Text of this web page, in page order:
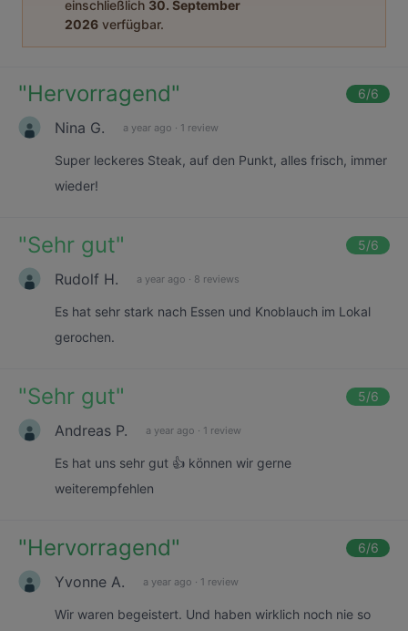
einschließlich 30. September
2026 verfügbar.
"Hervorragend" 6/6
Nina G. a year ago · 1 review
Super leckeres Steak, auf den Punkt, alles frisch, immer
wieder!
"Sehr gut" 5/6
Rudolf H. a year ago · 8 reviews
Es hat sehr stark nach Essen und Knoblauch im Lokal
gerochen.
"Sehr gut" 5/6
Andreas P. a year ago · 1 review
Es hat uns sehr gut 👍 können wir gerne
weiterempfehlen
"Hervorragend" 6/6
Yvonne A. a year ago · 1 review
Wir waren begeistert. Und haben wirklich noch nie so